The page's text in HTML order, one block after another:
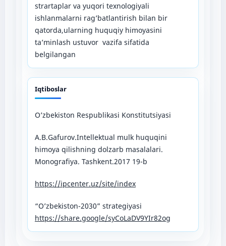
strartaplar va yuqori texnologiyali
ishlanmalarni rag’batlantirish bilan bir
qatorda,ularning huquqiy himoyasini
ta’minlash ustuvor vazifa sifatida
belgilangan
Iqtiboslar
O’zbekiston Respublikasi Konstitutsiyasi
A.B.Gafurov.Intellektual mulk huquqini
himoya qilishning dolzarb masalalari.
Monografiya. Tashkent.2017 19-b
https://ipcenter.uz/site/index
“O’zbekiston-2030” strategiyasi
https://share.google/syCoLaDV9YIr82og